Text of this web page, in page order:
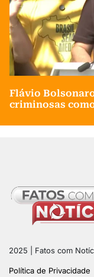
Flávio
criminosas
2025 | Fatos com
Política de Privacidade